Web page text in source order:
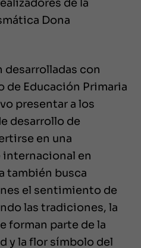
de la
Dona
desarrolladas con
de Educación Primaria
presentar a los
desarrollo de
en una
internacional en
también busca
el sentimiento de
las tradiciones, la
forman parte de la
y la flor símbolo del